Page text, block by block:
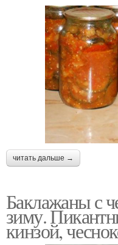
читать дальше →
Баклажаны с
зиму.
кинзой,